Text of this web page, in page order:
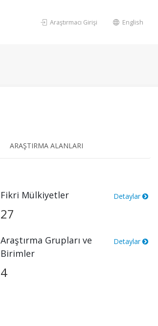
Araştırmacı Girişi English
ARAŞTIRMA ALANLARI
Fikri Mülkiyetler Detaylar
27
Araştırma Grupları ve
Birimler
Detaylar
4